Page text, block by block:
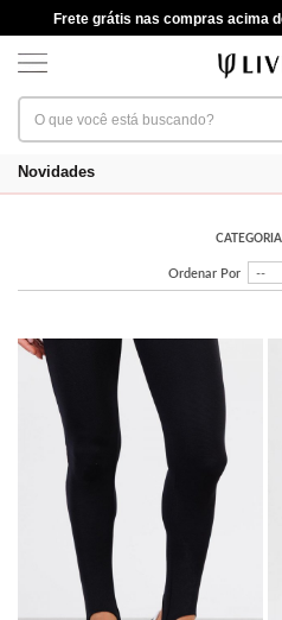
Frete grátis nas compras acima
Novidades
Ordenar Por